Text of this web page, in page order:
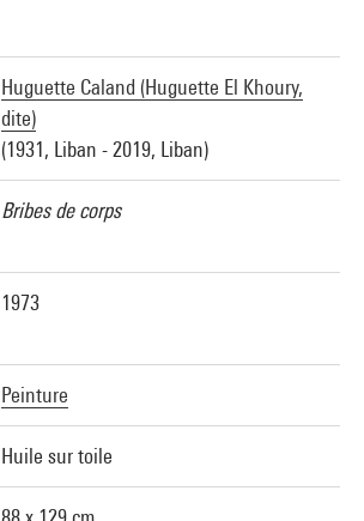
Huguette Caland (Huguette El Khoury,
dite)
(1931, Liban - 2019, Liban)
Bribes de corps
1973
Peinture
Huile sur toile